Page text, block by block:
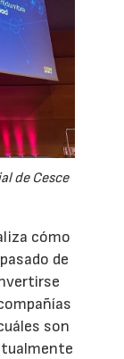
de Cesce
cómo
de
son